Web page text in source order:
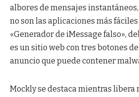
albores de mensajes
no son las aplicaciones más fáciles
«Generador de iMessage falso»,
es un sitio web con tres botones
anuncio que puede contener
Mockly se destaca mientras